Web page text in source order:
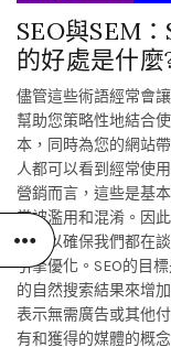
SEO與SEM
的好處是什
儘管這些術語經常會
幫助您策略性地結合
本，同時為您的網站
人都可以看到經常使
營銷而言，這些是基
常被濫用和混淆。因
異，以確保我們都在
引擎優化。SEO的目
的自然搜索結果來增
表示無需廣告或其他
有和獲得的媒體的概